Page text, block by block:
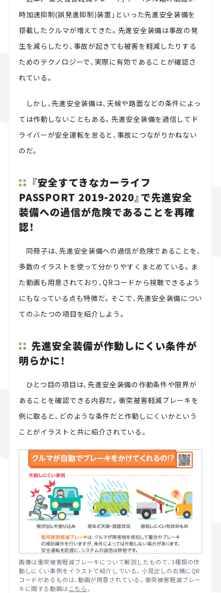
時加速抑制(誤発進抑制)装置」といった先進安全装備を
搭載したクルマが増えてきた。先進安全装備は事故の発
生を減らしたり、事故が起きても被害を軽減したりする
ためのテクノロジーで、実際に有効であることが確認さ
れている。
しかし、先進安全装備は、天候や路面などの条件によっ
ては作動しないこともある。先進安全装備を過信してド
ライバーが安全運転を怠ると、事故につながりかねない
のだ。
『安全すてきなカーライフ
PASSPORT 2019-2020』で先進安全
装備への過信が危険であることを再確
認！
同冊子は、先進安全装備への過信が危険であることを、
多数のイラストを使って分かりやすくまとめている。ま
た動画も用意されており、QRコードから視聴できるよう
にもなっている点も特徴だ。そこで、先進安全装備につい
てのふたつの項目を紹介しよう。
先進安全装備が作動しにくい条件が
明らかに！
ひとつ目の項目は、先進安全装備の作動条件や限界が
あることを確認できる内容だ。衝突被害軽減ブレーキを
例に取ると、どのような条件だと作動しにくいかという
ことがイラストと共に紹介されている。
画像は衝突被害軽減ブレーキについて解説したもので、3種類の作
動しにくい事例をイラストで紹介している。小見出しの右横にQR
コードがあるものは、動画が用意されている。衝突被害軽減ブレー
キに関する動画は こちら。